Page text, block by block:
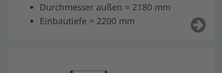
Durchmesser außen = 2180 mm
Einbautiefe = 2200 mm